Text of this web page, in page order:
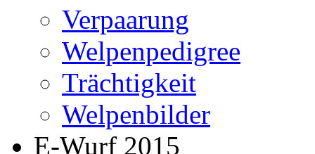
Verpaarung
Welpenpedigree
Trächtigkeit
Welpenbilder
E-Wurf 2015